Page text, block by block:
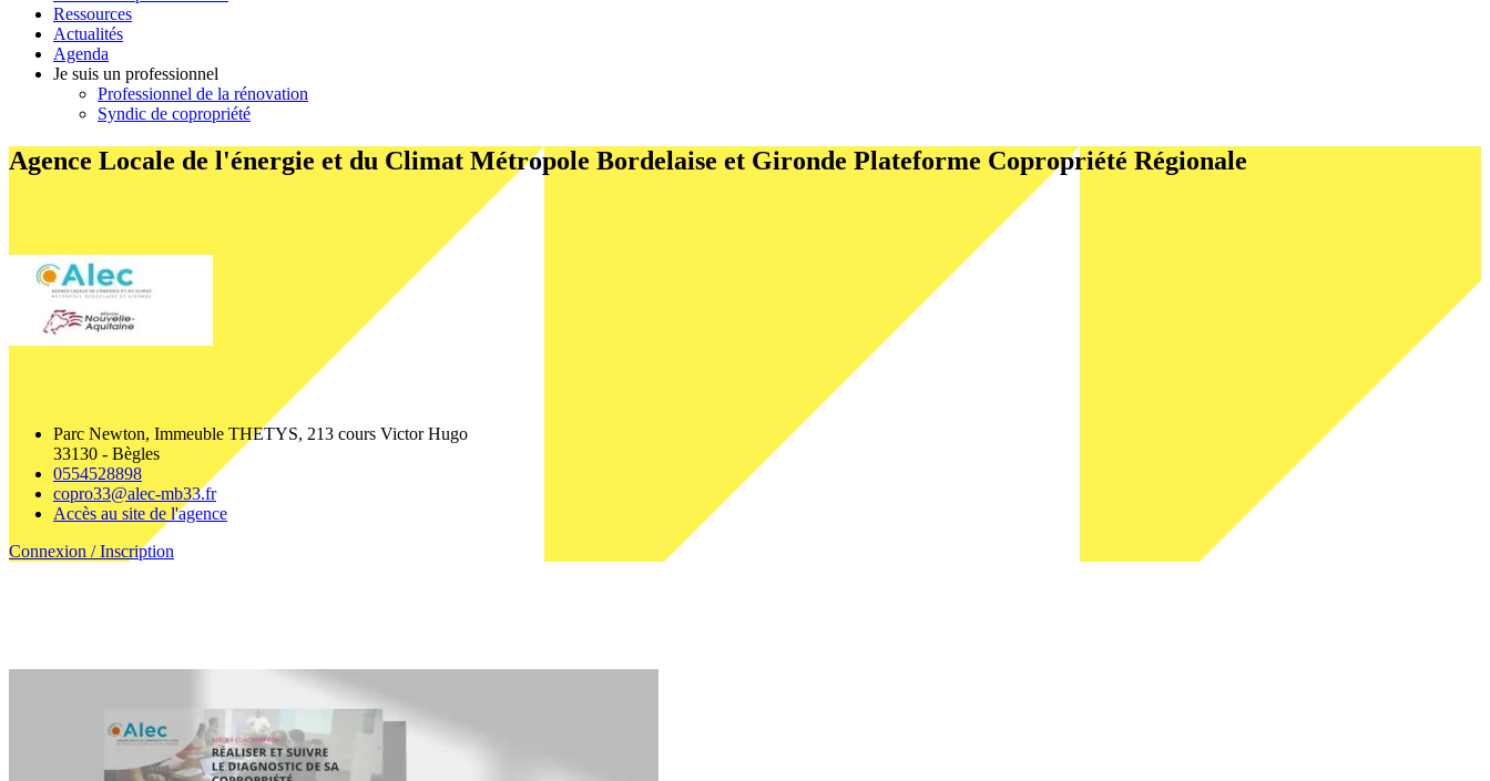
Ressources
Actualités
Agenda
Je suis un professionnel
Professionnel de la rénovation
Syndic de copropriété
Agence Locale de l'énergie et du Climat Métropole Bordelaise et Gironde Plateforme Copropriété Régionale
Parc Newton, Immeuble THETYS, 213 cours Victor Hugo
33130 - Bègles
0554528898
copro33@alec-mb33.fr
Accès au site de l'agence
Connexion / Inscription